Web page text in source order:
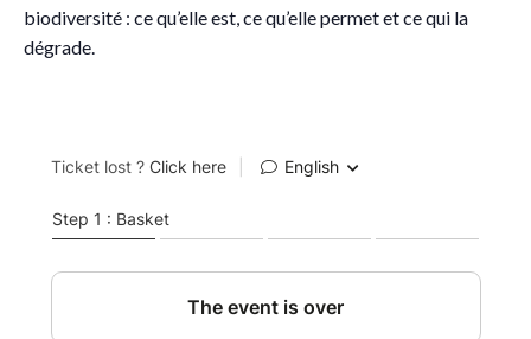
biodiversité : ce qu’elle est, ce qu’elle permet et ce qui la
dégrade.